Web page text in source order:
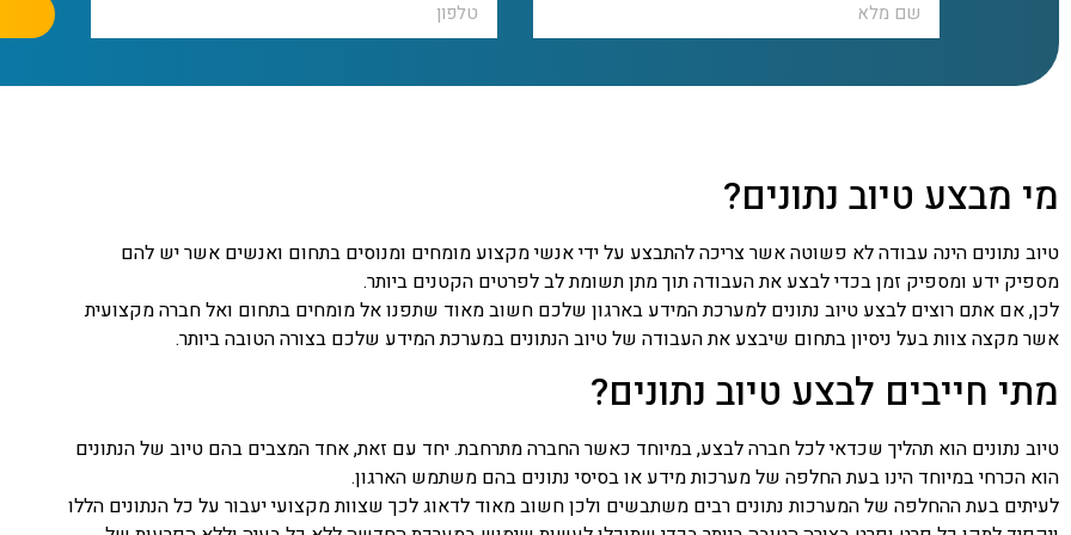
מי מבצע טיוב נתונים?
טיוב נתונים הינה עבודה לא פשוטה אשר צריכה להתבצע על ידי אנשי מקצוע מומחים ומנוסים בתחום ואנשים אשר יש להם
מספיק ידע ומספיק זמן בכדי לבצע את העבודה תוך מתן תשומת לב לפרטים הקטנים ביותר.
לכן, אם אתם רוצים לבצע טיוב נתונים למערכת המידע בארגון שלכם חשוב מאוד שתפנו אל מומחים בתחום ואל חברה מקצועית
אשר מקצה צוות בעל ניסיון בתחום שיבצע את העבודה של טיוב הנתונים במערכת המידע שלכם בצורה הטובה ביותר.
מתי חייבים לבצע טיוב נתונים?
טיוב נתונים הוא תהליך שכדאי לכל חברה לבצע, במיוחד כאשר החברה מתרחבת. יחד עם זאת, אחד המצבים בהם טיוב של הנתונים
הוא הכרחי במיוחד הינו בעת החלפה של מערכות מידע או בסיסי נתונים בהם משתמש הארגון.
לעיתים בעת ההחלפה של המערכות נתונים רבים משתבשים ולכן חשוב מאוד לדאוג לכך שצוות מקצועי יעבור על כל הנתונים הללו